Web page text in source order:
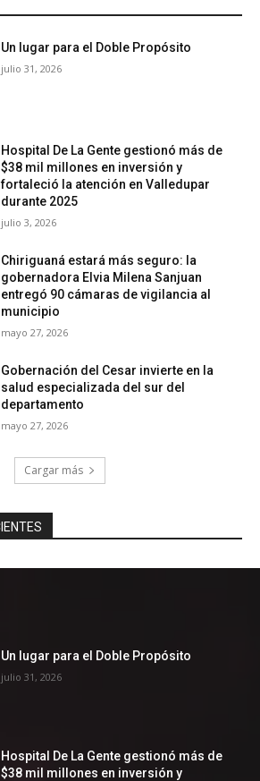
Un lugar para el Doble Propósito
julio 31, 2026
Hospital De La Gente gestionó más de
$38 mil millones en inversión y